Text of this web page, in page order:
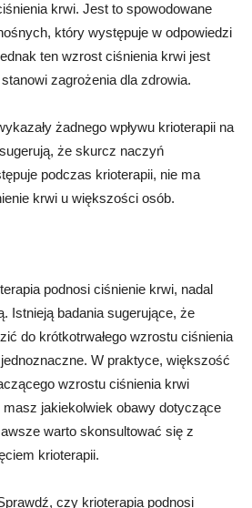
krwi. Jest to spowodowane
który występuje w odpowiedzi
ten wzrost ciśnienia krwi jest
zagrożenia dla zdrowia.
żadnego wpływu krioterapii na
że skurcz naczyń
podczas krioterapii, nie ma
krwi u większości osób.
podnosi ciśnienie krwi, nadal
Istnieją badania sugerujące, że
do krótkotrwałego wzrostu ciśnienia
W praktyce, większość
wzrostu ciśnienia krwi
jakiekolwiek obawy dotyczące
warto skonsultować się z
krioterapii.
czy krioterapia podnosi